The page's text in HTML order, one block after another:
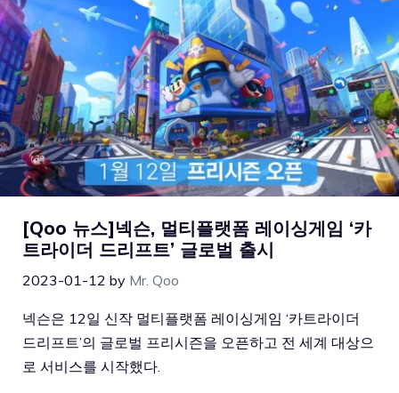
[Qoo 뉴스]넥슨, 멀티플랫폼 레이싱게임 ‘카
트라이더 드리프트’ 글로벌 출시
2023-01-12 by Mr. Qoo
넥슨은 12일 신작 멀티플랫폼 레이싱게임 ‘카트라이더
드리프트’의 글로벌 프리시즌을 오픈하고 전 세계 대상으
로 서비스를 시작했다.